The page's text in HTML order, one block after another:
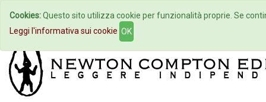
Home Autori Eventi
Cookies:Questo sito utilizza cookie per funzionalità proprie. Se
Leggi l'informativa sui cookie OK